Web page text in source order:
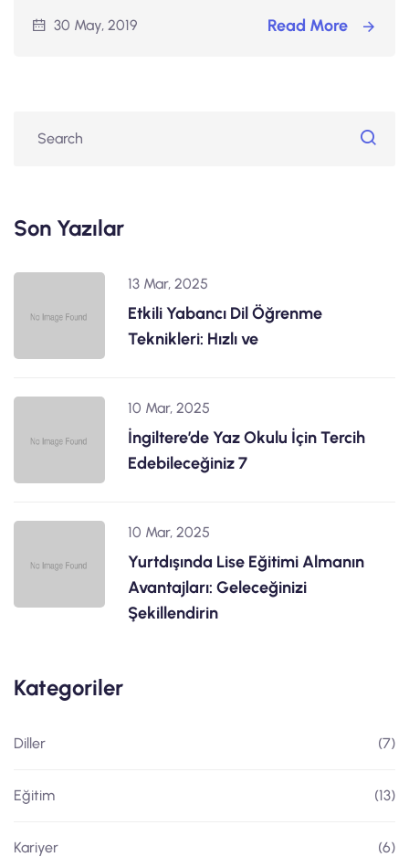
30 May, 2019 Read More
Son Yazılar
13 Mar, 2025
Etkili Yabancı Dil Öğrenme
Teknikleri: Hızlı ve
10 Mar, 2025
İngiltere’de Yaz Okulu İçin Tercih
Edebileceğiniz 7
10 Mar, 2025
Yurtdışında Lise Eğitimi Almanın
Avantajları: Geleceğinizi
Şekillendirin
Kategoriler
Diller (7)
Eğitim (13)
Kariyer (6)